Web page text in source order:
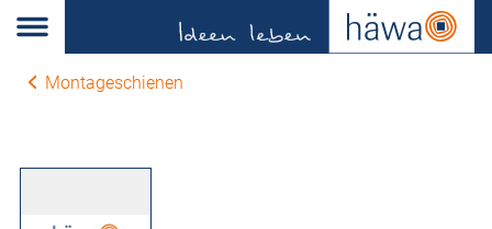
Montageschienen